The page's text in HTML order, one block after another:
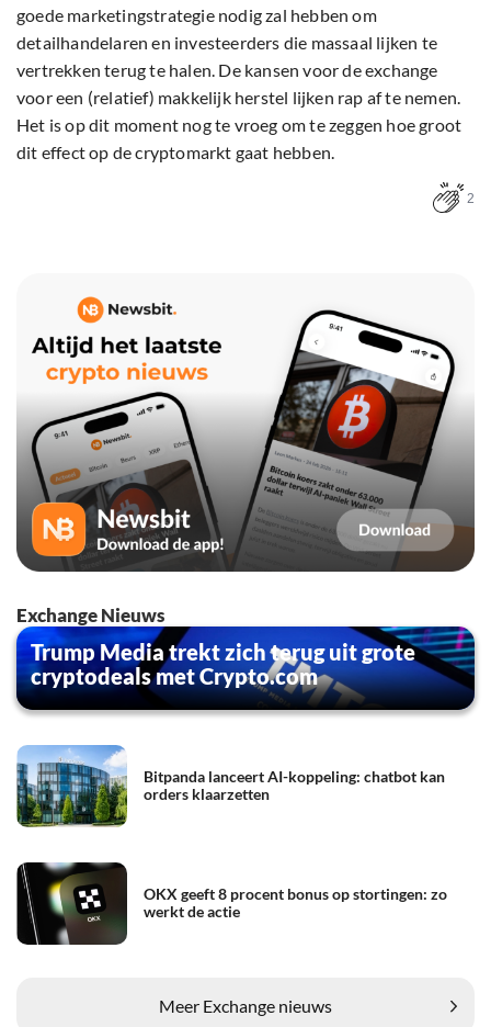
goede marketingstrategie nodig zal hebben om
detailhandelaren en investeerders die massaal lijken te
vertrekken terug te halen. De kansen voor de exchange
voor een (relatief) makkelijk herstel lijken rap af te nemen.
Het is op dit moment nog te vroeg om te zeggen hoe groot
dit effect op de cryptomarkt gaat hebben.
2
Exchange Nieuws
Trump Media trekt zich terug uit grote
cryptodeals met Crypto.com
Bitpanda lanceert AI-koppeling: chatbot kan
orders klaarzetten
OKX geeft 8 procent bonus op stortingen: zo
werkt de actie
Meer Exchange nieuws